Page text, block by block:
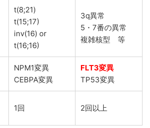
t(8;21)
t(15;17)
inv(16) or
t(16;16)
3q異常
5・7番の異常
複雑核型 等
NPM1変異
CEBPA変異
FLT3変異
TP53変異
1回 2回以上